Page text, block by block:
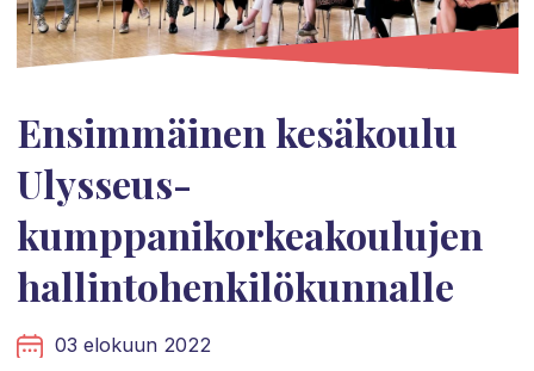
Ensimmäinen kesäkoulu
Ulysseus-
kumppanikorkeakoulujen
hallintohenkilökunnalle
03 elokuun 2022